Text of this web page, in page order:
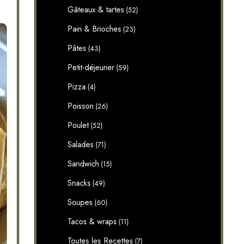
Gâteaux & tartes (52)
Pain & Brioches (23)
Pâtes (43)
Petit-déjeuner (59)
Pizza (4)
Poisson (26)
Poulet(52)
Salades (71)
Sandwich (15)
Snacks (49)
Soupes (60)
Tacos & wraps (11)
Toutes les Recettes (7)